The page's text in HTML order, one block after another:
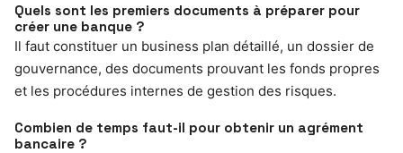
Quels sont les premiers documents à préparer pour
créer une banque ?
Il faut constituer un business plan détaillé, un dossier de
gouvernance, des documents prouvant les fonds propres
et les procédures internes de gestion des risques.
Combien de temps faut-il pour obtenir un agrément
bancaire ?